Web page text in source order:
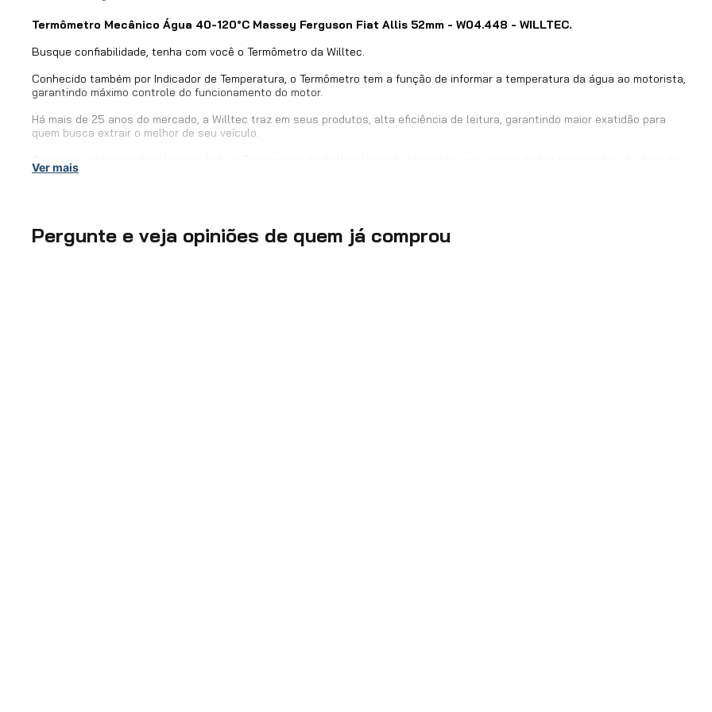
Termômetro Mecânico Água 40-120°C Massey Ferguson Fiat Allis 52mm - W04.448 - WILLTEC.
Busque confiabilidade, tenha com você o Termômetro da Willtec.
Conhecido também por Indicador de Temperatura, o Termômetro tem a função de informar a temperatura da água ao motorista,
garantindo máximo controle do funcionamento do motor.
Há mais de 25 anos do mercado, a Willtec traz em seus produtos, alta eficiência de leitura, garantindo maior exatidão para
quem busca extrair o melhor de seu veículo.
Com seus materiais de alta qualidade, o Termômetro da Willtec tem robustez extra que supera todas trepidações do dia a dia,
além de manter a alta confiabilidade de leitura.
Willtec: os melhores produtos, para os melhores veículos.
Ver mais
Pergunte e veja opiniões de quem já comprou